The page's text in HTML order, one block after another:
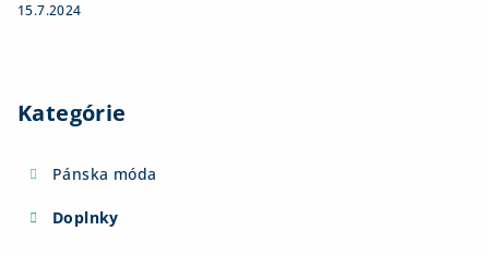
15.7.2024
Kategórie
Pánska móda
Doplnky